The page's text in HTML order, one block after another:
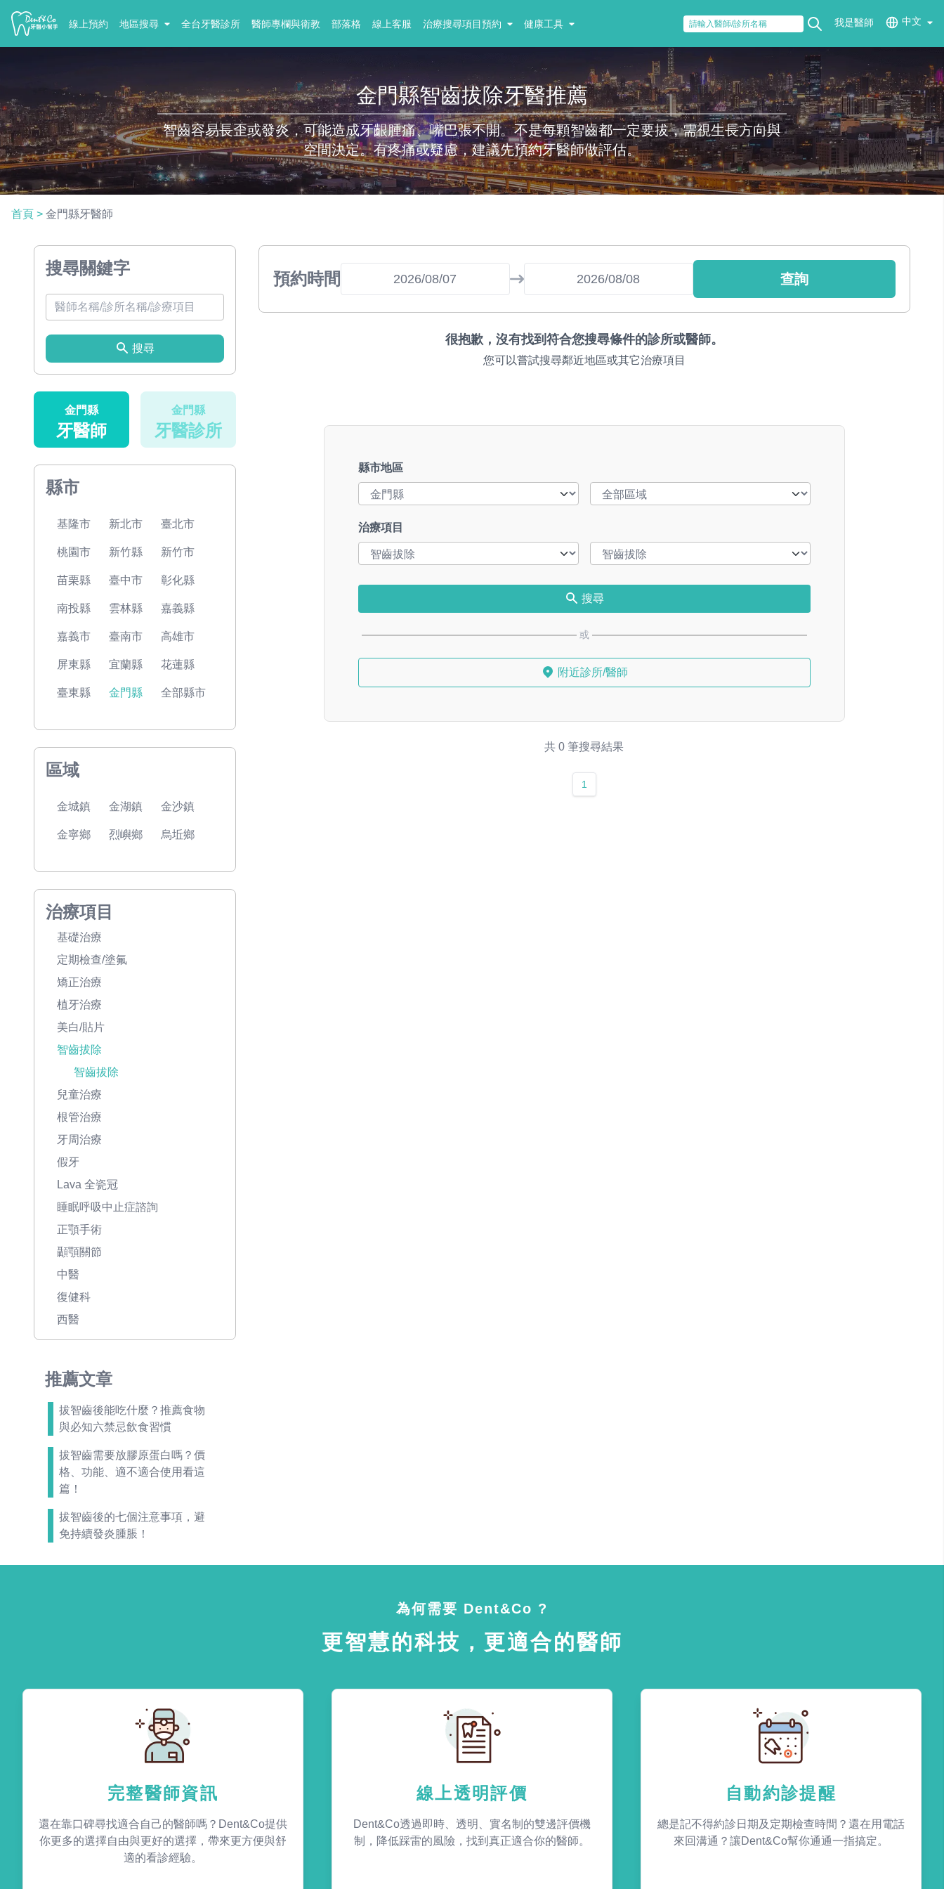
線上預約 地區搜尋 全台牙醫診所 醫師專欄與衛教 部落格 線上客服 治療搜尋項目預約 健康工具 我是醫師 中文
金門縣智齒拔除牙醫推薦
智齒容易長歪或發炎，可能造成牙齦腫痛、嘴巴張不開。不是每顆智齒都一定要拔，需視生長方向與
空間決定。有疼痛或疑慮，建議先預約牙醫師做評估。
首頁 > 金門縣牙醫師
搜尋關鍵字
搜尋
金門縣
牙醫師
金門縣
牙醫診所
縣市
基隆市 新北市 臺北市
桃園市 新竹縣 新竹市
苗栗縣 臺中市 彰化縣
南投縣 雲林縣 嘉義縣
嘉義市 臺南市 高雄市
屏東縣 宜蘭縣 花蓮縣
臺東縣 金門縣 全部縣市
區域
金城鎮 金湖鎮 金沙鎮
金寧鄉 烈嶼鄉 烏坵鄉
治療項目
基礎治療
定期檢查/塗氟
矯正治療
植牙治療
美白/貼片
智齒拔除
智齒拔除
兒童治療
根管治療
牙周治療
假牙
Lava 全瓷冠
睡眠呼吸中止症諮詢
正顎手術
顳顎關節
中醫
復健科
西醫
推薦文章
拔智齒後能吃什麼？推薦食物
與必知六禁忌飲食習慣
拔智齒需要放膠原蛋白嗎？價
格、功能、適不適合使用看這
篇！
拔智齒後的七個注意事項，避
免持續發炎腫脹！
預約時間 查詢
很抱歉，沒有找到符合您搜尋條件的診所或醫師。
您可以嘗試搜尋鄰近地區或其它治療項目
縣市地區
治療項目
搜尋
或
附近診所/醫師
共 0 筆搜尋結果
1
為何需要 Dent&Co ?
更智慧的科技，更適合的醫師
完整醫師資訊
還在靠口碑尋找適合自己的醫師嗎？Dent&Co提供
你更多的選擇自由與更好的選擇，帶來更方便與舒
適的看診經驗。
線上透明評價
Dent&Co透過即時、透明、實名制的雙邊評價機
制，降低踩雷的風險，找到真正適合你的醫師。
自動約診提醒
總是記不得約診日期及定期檢查時間？還在用電話
來回溝通？讓Dent&Co幫你通通一指搞定。